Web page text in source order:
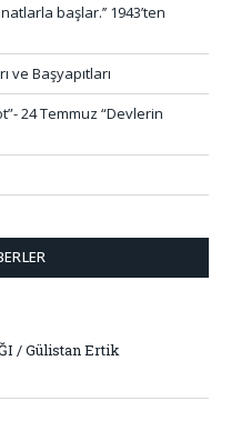
başlar.’’ 1943’ten
ve Başyapıtları
24 Temmuz “Devlerin
/ Gülistan Ertik